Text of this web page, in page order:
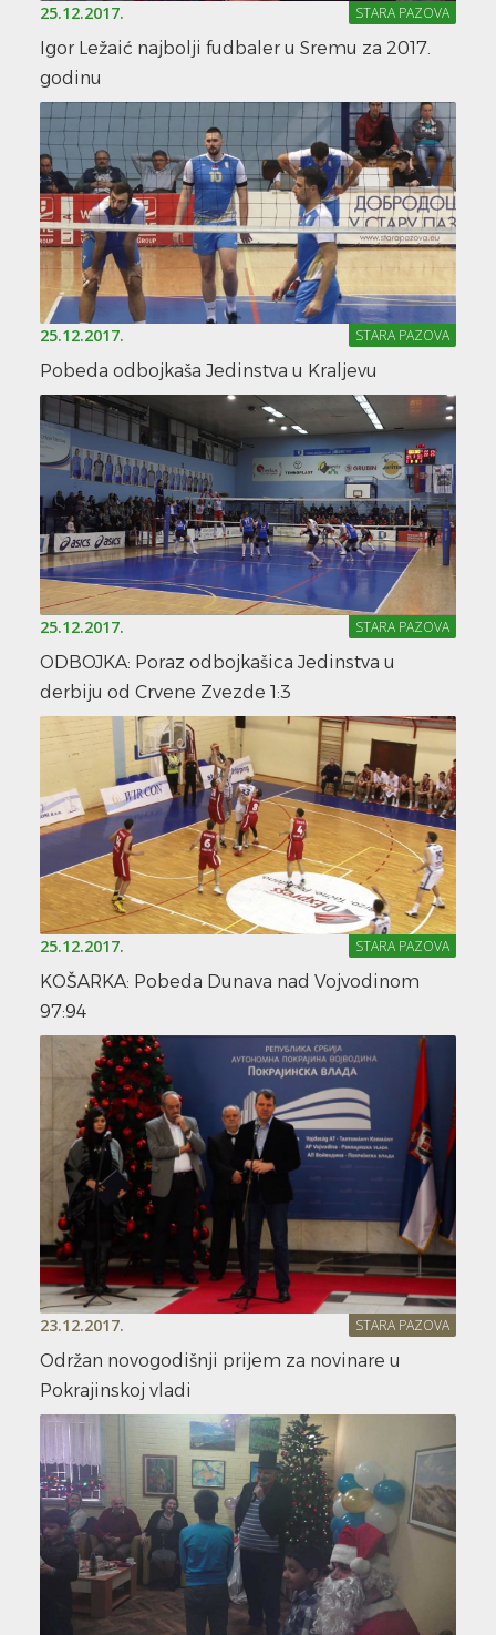
25.12.2017. STARA PAZOVA
Igor Ležaić najbolji fudbaler u Sremu za 2017.
godinu
25.12.2017. STARA PAZOVA
Pobeda odbojkaša Jedinstva u Kraljevu
25.12.2017. STARA PAZOVA
ODBOJKA: Poraz odbojkašica Jedinstva u
derbiju od Crvene Zvezde 1:3
25.12.2017. STARA PAZOVA
KOŠARKA: Pobeda Dunava nad Vojvodinom
97:94
23.12.2017. STARA PAZOVA
Održan novogodišnji prijem za novinare u
Pokrajinskoj vladi